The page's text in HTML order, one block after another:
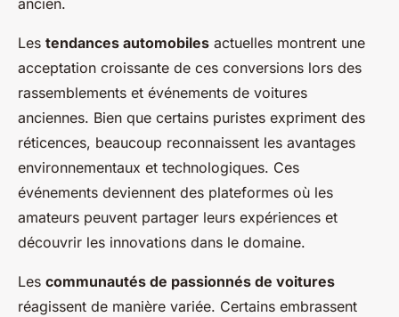
ancien.
Les tendances automobiles actuelles montrent une
acceptation croissante de ces conversions lors des
rassemblements et événements de voitures
anciennes. Bien que certains puristes expriment des
réticences, beaucoup reconnaissent les avantages
environnementaux et technologiques. Ces
événements deviennent des plateformes où les
amateurs peuvent partager leurs expériences et
découvrir les innovations dans le domaine.
Les communautés de passionnés de voitures
réagissent de manière variée. Certains embrassent